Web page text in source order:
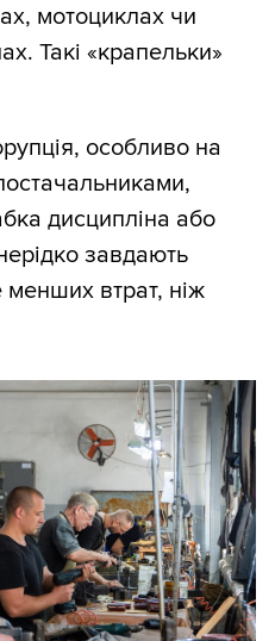
мотоциклах чи
Такі «крапельки»
особливо на
дисципліна або
завдають
менших втрат, ніж